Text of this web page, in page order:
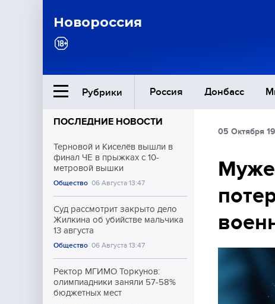
Новороссия
Рубрики Россия Донбасс
Ближний Восток
Общество
Культура
ПОСЛЕДНИЕ НОВОСТИ
Терновой и Киселёв вышли в
финал ЧЕ в прыжках с 10-
метровой вышки
Общество 06 Августа 13:47
Суд рассмотрит закрыто дело
Жилкина об убийстве мальчика
13 августа
Общество 06 Августа 13:47
Ректор МГИМО Торкунов:
олимпиадники заняли 57-58%
бюджетных мест
05 Октября